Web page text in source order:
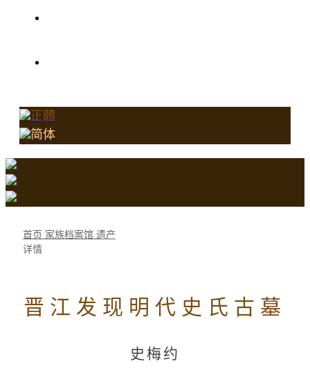
正體
简体
首页 家族档案馆 遗产
详情
晋江发现明代史氏古墓
史梅约